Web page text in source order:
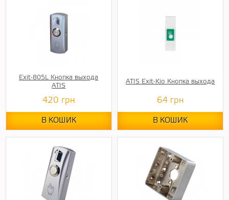
Exit-805L Кнопка выхода
ATIS
420 грн
В КОШИК
ATIS Exit-Kio Кнопка выхода
64 грн
В КОШИК